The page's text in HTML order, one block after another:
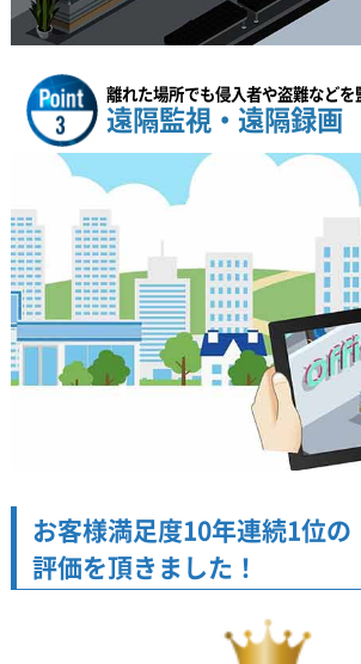
離れた場所でも侵入者や盗難などを
遠隔監視・遠隔録画
お客様満足度10年連続1位の
評価を頂きました！